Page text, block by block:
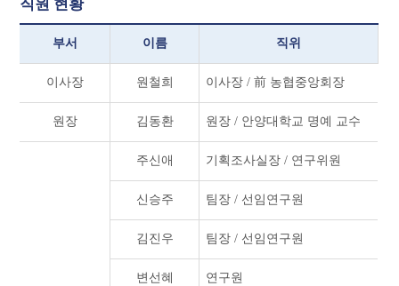
직원 현황
부서 이름 직위
이사장 원철희 이사장 / 前 농협중앙회장
원장 김동환 원장 / 안양대학교 명예 교수
주신애 기획조사실장 / 연구위원
신승주 팀장 / 선임연구원
김진우 팀장 / 선임연구원
변선혜 연구원